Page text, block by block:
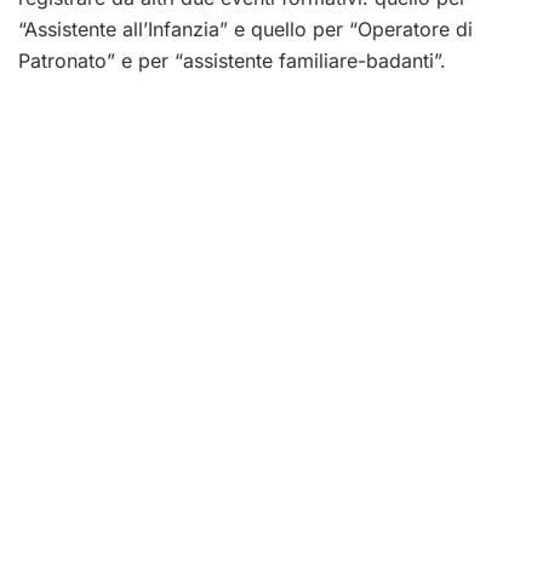
“Assistente all’Infanzia” e quello per “Operatore di
Patronato” e per “assistente familiare-badanti”.